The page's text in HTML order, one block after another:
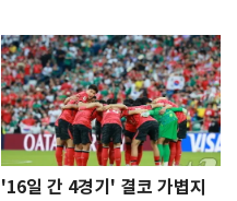
'16일 간 4경기' 결코 가볍지